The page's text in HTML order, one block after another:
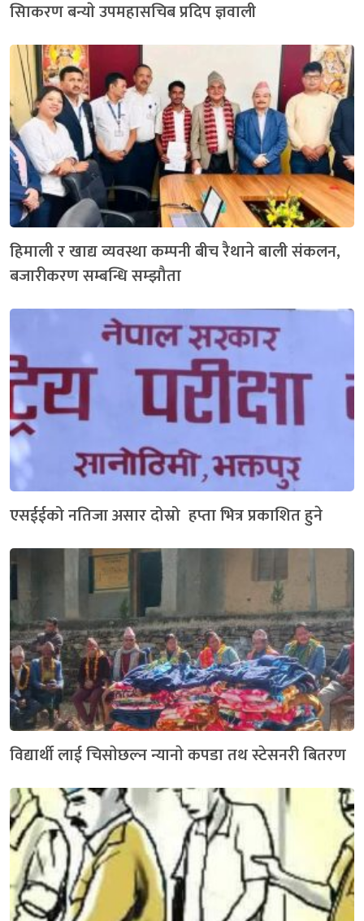
सािकरण बन्याे उपमहासचिब प्रदिप ज्ञवाली
हिमाली र खाद्य व्यवस्था कम्पनी बीच रैथाने बाली संकलन,
बजारीकरण सम्बन्धि सम्झौता
एसईईको नतिजा असार दोस्रो हप्ता भित्र प्रकाशित हुने
विद्यार्थी लाई चिसाेछल्न न्यानाे कपडा तथ स्टेसनरी बितरण